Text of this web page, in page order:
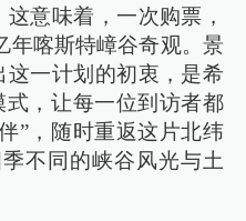
意味着，一次购票，
年喀斯特嶂谷奇观。景
这一计划的初衷，是希
式，让每一位到访者都
”，随时重返这片北纬
不同的峡谷风光与土